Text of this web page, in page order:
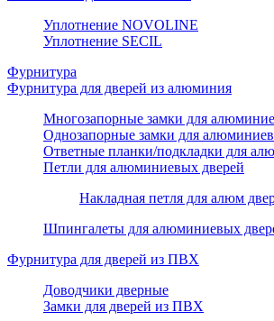
Уплотнение NOVOLINE
Уплотнение SECIL
Фурнитура
Фурнитура для дверей из алюминия
Многозапорные замки для
Однозапорные замки для
Ответные планки/подкладки для
Петли для алюминиевых дверей
Накладная петля для алюм
Шпингалеты для алюминиевых
Фурнитура для дверей из ПВХ
Доводчики дверные
Замки для дверей из ПВХ